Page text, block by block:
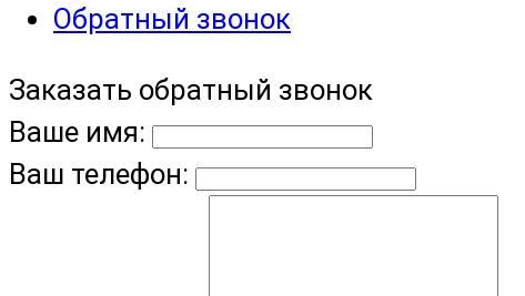
Обратный звонок
Заказать обратный звонок
Ваше имя:
Ваш телефон: